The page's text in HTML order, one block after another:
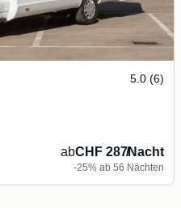
5.0 (6)
abCHF 287/Nacht
-25% ab 56 Nächten